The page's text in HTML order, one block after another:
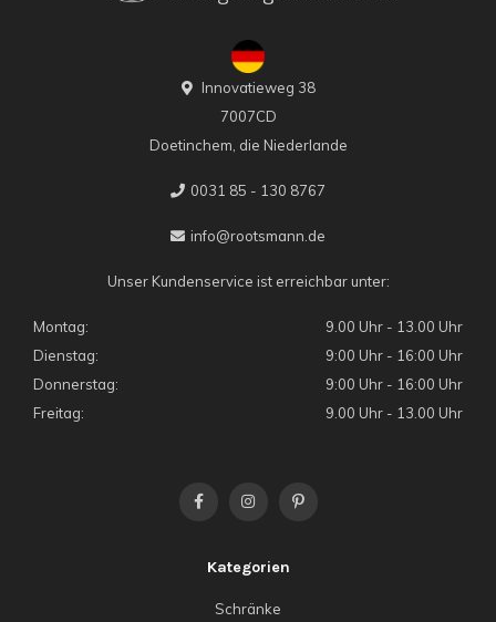
Innovatieweg 38
7007CD
Doetinchem, die Niederlande
0031 85 - 130 8767
info@rootsmann.de
Unser Kundenservice ist erreichbar unter:
Montag:
9.00 Uhr - 13.00 Uhr
Dienstag:
9:00 Uhr - 16:00 Uhr
Donnerstag:
9:00 Uhr - 16:00 Uhr
Freitag:
9.00 Uhr - 13.00 Uhr
Kategorien
Schränke